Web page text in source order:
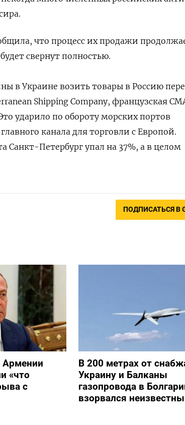
что процесс их продажи
свернут полностью.
в Украине возить товары в Россию
Shipping Company, французская
ударило по обороту морских портов
канала для торговли с Европой.
Санкт-Петербург упал на 37%, а в целом
ПОДПИСАТЬСЯ В
Армении
«что
с
В 200 метрах от
Украину и Балканы
газопровода в
взорвался